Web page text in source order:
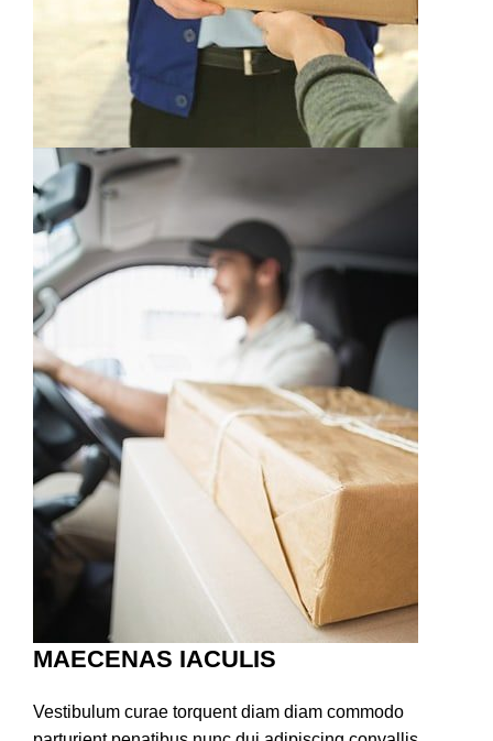
MAECENAS IACULIS
Vestibulum curae torquent diam diam commodo